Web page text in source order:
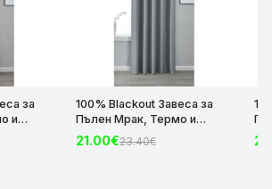
за
и
и
100% Blackout Завеса за
Пълен Мрак, Термо и
Шумоизолираща с коланче
цвят Сив, 175х140 и
21.00€23.40€